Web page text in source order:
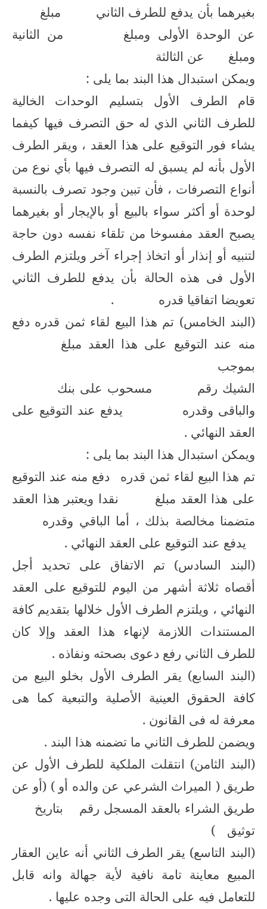
بغيرهما بأن يدفع للطرف الثاني
مبلغ
عن الوحدة الأولى ومبلغ
من الثانية
ومبلغ
عن الثالثة
ويمكن استبدال هذا البند بما يلى :
قام الطرف الأول بتسليم الوحدات الخالية
للطرف الثاني الذي له حق التصرف فيها كيفما
يشاء فور التوقيع على هذا العقد ، ويقر الطرف
الأول بأنه لم يسبق له التصرف فيها بأي نوع من
أنواع التصرفات ، فأن تبين وجود تصرف بالنسبة
لوحدة أو أكثر سواء بالبيع أو بالإيجار أو بغيرهما
يصبح العقد مفسوخا من تلقاء نفسه دون حاجة
لتنبيه أو إنذار أو اتخاذ إجراء آخر ويلتزم الطرف
الأول فى هذه الحالة بأن يدفع للطرف الثاني
تعويضا اتفاقيا قدره
.
(البند الخامس) تم هذا البيع لقاء ثمن قدره دفع
منه عند التوقيع على هذا العقد مبلغ
بموجب
الشيك رقم
مسحوب على بنك
والباقى وقدره
يدفع عند التوقيع على
العقد النهائي .
ويمكن استبدال هذا البند بما يلى :
تم هذا البيع لقاء ثمن قدره
دفع منه عند التوقيع
على هذا العقد مبلغ
نقدا ويعتبر هذا العقد
متضمنا مخالصة بذلك ، أما الباقي وقدره
يدفع عند التوقيع على العقد النهائي .
(البند السادس) تم الاتفاق على تحديد أجل
أقصاه ثلاثة أشهر من اليوم للتوقيع على العقد
النهائي ، ويلتزم الطرف الأول خلالها بتقديم كافة
المستندات اللازمة لإنهاء هذا العقد وإلا كان
للطرف الثاني رفع دعوى بصحته ونفاذه .
(البند السابع) يقر الطرف الأول بخلو البيع من
كافة الحقوق العينية الأصلية والتبعية كما هى
معرفة له فى القانون .
ويضمن للطرف الثاني ما تضمنه هذا البند .
(البند الثامن) انتقلت الملكية للطرف الأول عن
طريق ( الميراث الشرعي عن والده أو ) (أو عن
طريق الشراء بالعقد المسجل رقم
بتاريخ
توثيق
)
(البند التاسع) يقر الطرف الثاني أنه عاين العقار
المبيع معاينة تامة نافية لأية جهالة وانه قابل
للتعامل فيه على الحالة التى وجده عليها .